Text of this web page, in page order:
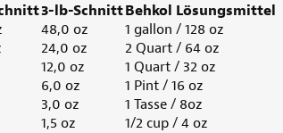
3-lb-SchnittBehkol Lösungsmittel
48,0 oz
1 gallon / 128 oz
24,0 oz
2 Quart / 64 oz
12,0 oz
1 Quart / 32 oz
6,0 oz
1 Pint / 16 oz
3,0 oz
1 Tasse / 8oz
1,5 oz
1/2 cup / 4 oz